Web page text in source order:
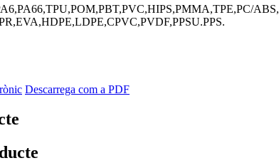
ABS,
Descarrega com a PDF